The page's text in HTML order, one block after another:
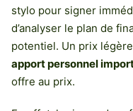
stylo pour signer
d’analyser le plan de
potentiel. Un prix
apport personnel
offre au prix.